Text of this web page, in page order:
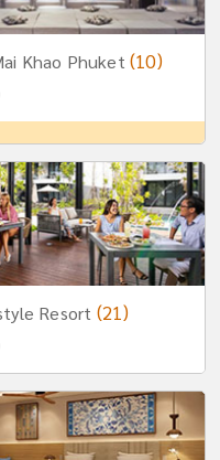
Khao Phuket (10)
Resort (21)